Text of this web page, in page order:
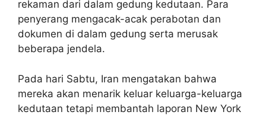
rekaman dari dalam gedung kedutaan. Para
penyerang mengacak-acak perabotan dan
dokumen di dalam gedung serta merusak
beberapa jendela.
Pada hari Sabtu, Iran mengatakan bahwa
mereka akan menarik keluar keluarga-keluarga
kedutaan tetapi membantah laporan New York